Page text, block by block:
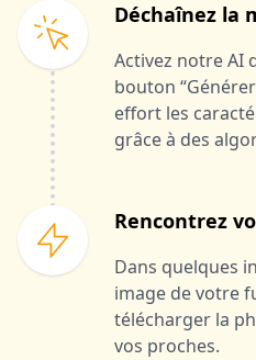
Déchaînez la
Activez notre AI
bouton
effort les
grâce à des
Rencontrez
Dans quelques
image de votre
télécharger la
vos proches.